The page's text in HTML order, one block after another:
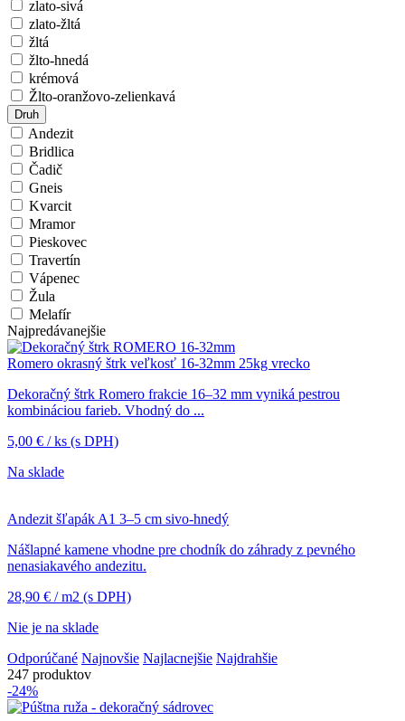
zlato-sivá
zlato-žltá
žltá
žlto-hnedá
krémová
Žlto-oranžovo-zelienkavá
Druh
Andezit
Bridlica
Čadič
Gneis
Kvarcit
Mramor
Pieskovec
Travertín
Vápenec
Žula
Melafír
Najpredávanejšie
Romero okrasný štrk veľkosť 16-32mm 25kg vrecko
Dekoračný štrk Romero frakcie 16–32 mm vyniká pestrou
kombináciou farieb. Vhodný do ...
5,00 € / ks (s DPH)
Na sklade
Andezit šľapák A1 3–5 cm sivo-hnedý
Nášlapné kamene vhodne pre chodník do záhrady z pevného
nenasiakavého andezitu.
28,90 € / m2 (s DPH)
Nie je na sklade
Odporúčané Najnovšie Najlacnejšie Najdrahšie
247 produktov
-24%